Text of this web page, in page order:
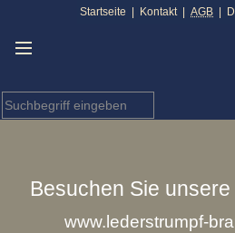
Besuchen Sie
www.lederstrumpf-
Startseite | Kontakt | AGB |